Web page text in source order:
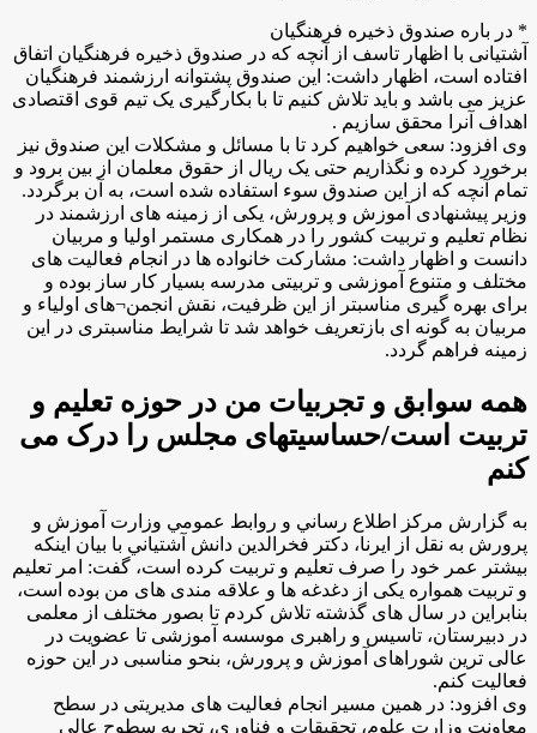
* در باره صندوق ذخیره فرهنگیان
آشتیانی با اظهار تاسف از آنچه که در صندوق ذخیره فرهنگیان اتفاق
افتاده است، اظهار داشت: این صندوق پشتوانه ارزشمند فرهنگیان
عزیز می باشد و باید تلاش کنیم تا با بکارگیری یک تیم قوی اقتصادی
اهداف آنرا محقق سازیم .
وی افزود: سعی خواهیم کرد تا با مسائل و مشکلات این صندوق نیز
برخورد کرده و نگذاریم حتی یک ریال از حقوق معلمان از بین برود و
تمام آنچه که از این صندوق سوء استفاده شده است، به آن برگردد.
وزیر پیشنهادی آموزش و پرورش، یکی از زمینه های ارزشمند در
نظام تعلیم و تربیت کشور را در همکاری مستمر اولیا و مربیان
دانست و اظهار داشت: مشارکت خانواده ها در انجام فعالیت های
مختلف و متنوع آموزشی و تربیتی مدرسه بسیار کار ساز بوده و
برای بهره گیری مناسبتر از این ظرفیت، نقش انجمن¬های اولیاء و
مربیان به گونه ای بازتعریف خواهد شد تا شرایط مناسبتری در این
زمینه فراهم گردد.
همه سوابق و تجربیات من در حوزه تعلیم و
تربیت است/حساسیتهای مجلس را درک می
کنم
به گزارش مركز اطلاع رساني و روابط عمومي وزارت آموزش و
پرورش به نقل از ايرنا، دکتر فخرالدین دانش آشتياني با بیان اینکه
بیشتر عمر خود را صرف تعلیم و تربیت کرده است، گفت: امر تعلیم
و تربیت همواره یکی از دغدغه ها و علاقه مندی های من بوده است،
بنابراین در سال های گذشته تلاش کردم تا بصور مختلف از معلمی
در دبیرستان، تاسیس و راهبری موسسه آموزشی تا عضویت در
عالی ترین شوراهای آموزش و پرورش، بنحو مناسبی در این حوزه
فعالیت کنم.
وی افزود: در همین مسیر انجام فعالیت های مدیریتی در سطح
معاونت وزارت علوم، تحقیقات و فناوری، تجربه سطوح عالی